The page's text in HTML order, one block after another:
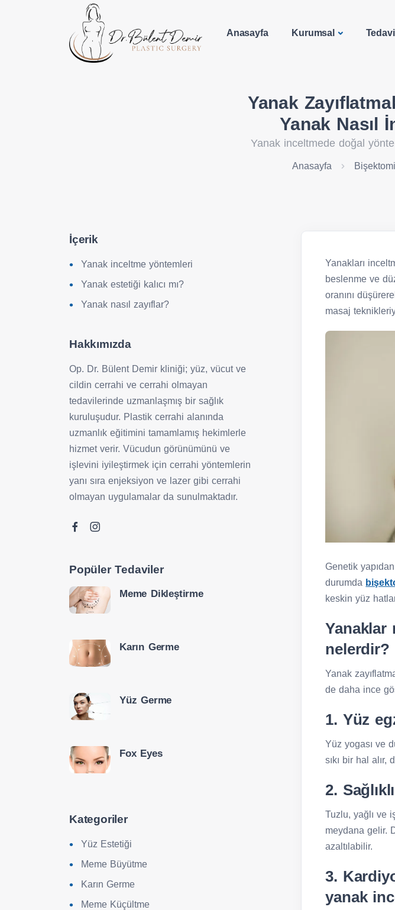
Anasayfa Kurumsal
Yanak
Yanak Nasıl
Yanak inceltmede doğal
Anasayfa Bişektomi
Yanakları
beslenme ve
oranını
masaj
Genetik
durumda
keskin yüz
Yanaklar
nelerdir?
Yanak
de daha ince
1. Yüz
Yüz yogası ve
sıkı bir hal
2.
Tuzlu, yağlı ve
meydana gelir.
azaltılabilir.
3.
yanak
İçerik
Yanak inceltme yöntemleri
Yanak estetiği kalıcı mı?
Yanak nasıl zayıflar?
Hakkımızda
Op. Dr. Bülent Demir kliniği; yüz, vücut ve
cildin cerrahi ve cerrahi olmayan
tedavilerinde uzmanlaşmış bir sağlık
kuruluşudur. Plastik cerrahi alanında
uzmanlık eğitimini tamamlamış hekimlerle
hizmet verir. Vücudun görünümünü ve
işlevini iyileştirmek için cerrahi yöntemlerin
yanı sıra enjeksiyon ve lazer gibi cerrahi
olmayan uygulamalar da sunulmaktadır.
Popüler Tedaviler
Meme Dikleştirme
Karın Germe
Yüz Germe
Fox Eyes
Kategoriler
Yüz Estetiği
Meme Büyütme
Karın Germe
Meme Küçültme